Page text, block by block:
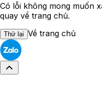
Có lỗi không mong muốn
quay về trang chủ.
Thử lại Về trang chủ